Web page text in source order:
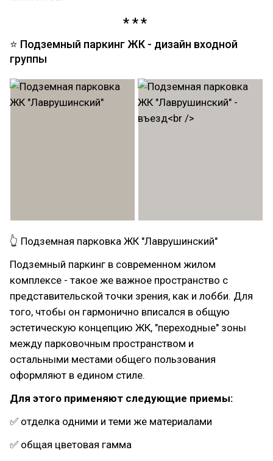
⭐ Подземный паркинг ЖК - дизайн входной
группы
👆 Подземная парковка ЖК "Лаврушинский"
Подземный паркинг в современном жилом
комплексе - такое же важное пространство с
представительской точки зрения, как и лобби. Для
того, чтобы он гармонично вписался в общую
эстетическую концепцию ЖК, "переходные" зоны
между парковочным пространством и
остальными местами общего пользования
оформляют в едином стиле.
Для этого применяют следующие приемы:
✅ отделка одними и теми же материалами
✅ общая цветовая гамма